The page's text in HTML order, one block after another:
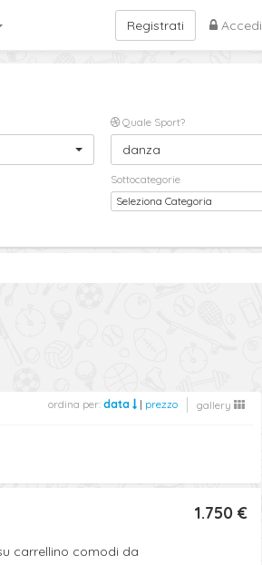
Accedi
Registrati
Quale Sport?
danza
Sottocategorie
Seleziona Categoria
ordina per: data | prezzo gallery
carrellino comodi da
1.750 €